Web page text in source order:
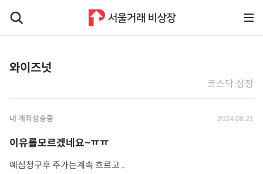
와이즈넛
코스닥 상장
내 계좌상승중 2024.08.21
이유를모르겠네요~ㅠㅠ
예심청구후 주가는계속 흐르고 ..